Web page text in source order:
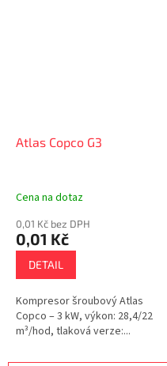
Atlas Copco G3
Cena na dotaz
0,01 Kč bez DPH
0,01 Kč
DETAIL
Kompresor šroubový Atlas
Copco – 3 kW, výkon: 28,4/22
m³/hod, tlaková verze:...